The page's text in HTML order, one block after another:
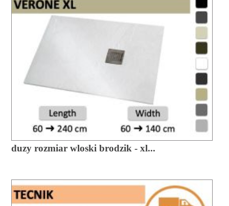
duzy rozmiar wloski brodzik - xl...